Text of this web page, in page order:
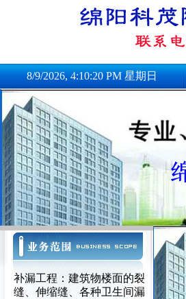
8/9/2026, 4:10:20 PM 星期日
补漏工程：建筑物楼面的裂
缝、伸缩缝、各种卫生间漏